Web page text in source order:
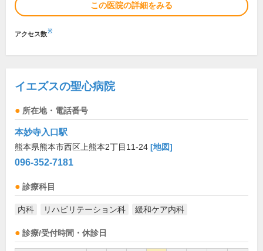
この医院の詳細をみる
アクセス数※
イエズスの聖心病院
所在地・電話番号
本妙寺入口駅
熊本県熊本市西区上熊本2丁目11-24 [地図]
096-352-7181
診療科目
内科 リハビリテーション科 緩和ケア内科
診療/受付時間・休診日